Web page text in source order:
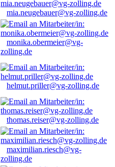
mia.neugebauer@vg-zolling.de
monika.obermeier@vg-
zolling.de
helmut.priller@vg-zolling.de
thomas.reiser@vg-zolling.de
maximilian.riesch@vg-
zolling.de